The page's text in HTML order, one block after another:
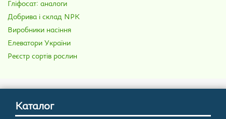
Гліфосат: аналоги
Добрива і склад NPK
Виробники насіння
Елеватори України
Реєстр сортів рослин
Каталог